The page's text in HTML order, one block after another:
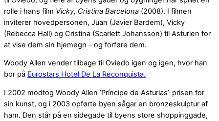
rolle i hans film Vicky, Cristina Barcelona (2008). I filmen
inviterer hovedpersonen, Juan (Javier Bardem), Vicky
(Rebecca Hall) og Cristina (Scarlett Johansson) til Asturien for
at vise dem sin hjemegn – og forføre dem.
Woody Allen vender tilbage til Oviedo igen og igen, hvor han
bor på Eurostars Hotel De La Reconquista.
I 2002 modtog Woody Allen ’Príncipe de Asturias’-prisen for
sin kunst, og i 2003 opførte byen sågar en bronzeskulptur af
ham. Den står på en sidegade til byens store shoppinggade,